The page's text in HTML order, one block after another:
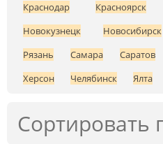
Краснодар
Красноярск
Новокузнецк
Новосибирск
Рязань
Самара Саратов
Херсон
Челябинск Ялта
Сортировать